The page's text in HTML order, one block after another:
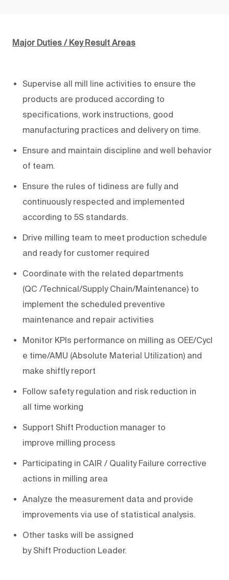
Major Duties / Key Result Areas
Supervise all mill line activities to ensure the
products are produced according to
specifications, work instructions, good
manufacturing practices and delivery on time.
Ensure and maintain discipline and well behavior
of team.
Ensure the rules of tidiness are fully and
continuously respected and implemented
according to 5S standards.
Drive milling team to meet production schedule
and ready for customer required
Coordinate with the related departments
(QC /Technical/Supply Chain/Maintenance) to
implement the scheduled preventive
maintenance and repair activities
Monitor KPIs performance on milling as OEE/Cycl
e time/AMU (Absolute Material Utilization) and
make shiftly report
Follow safety regulation and risk reduction in
all time working
Support Shift Production manager to
improve milling process
Participating in CAIR / Quality Failure corrective
actions in milling area
Analyze the measurement data and provide
improvements via use of statistical analysis.
Other tasks will be assigned
by Shift Production Leader.